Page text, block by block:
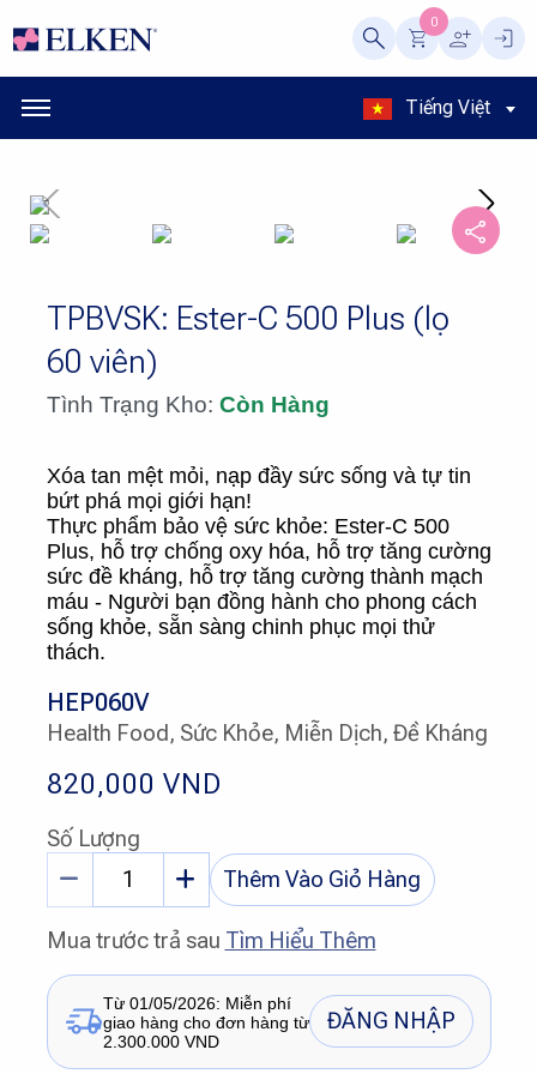
0
Tiếng Việt
TPBVSK: Ester-C 500 Plus (lọ
60 viên)
Tình Trạng Kho: Còn Hàng
Xóa tan mệt mỏi, nạp đầy sức sống và tự tin
bứt phá mọi giới hạn!
Thực phẩm bảo vệ sức khỏe: Ester-C 500
Plus, hỗ trợ chống oxy hóa, hỗ trợ tăng cường
sức đề kháng, hỗ trợ tăng cường thành mạch
máu - Người bạn đồng hành cho phong cách
sống khỏe, sẵn sàng chinh phục mọi thử
thách.
HEP060V
Health Food, Sức Khỏe, Miễn Dịch, Đề Kháng
820,000 VND
Số Lượng
Thêm Vào Giỏ Hàng
Mua trước trả sau Tìm Hiểu Thêm
Từ 01/05/2026: Miễn phí
giao hàng cho đơn hàng từ
2.300.000 VND
ĐĂNG NHẬP